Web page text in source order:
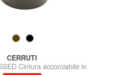
CERRUTI
Cintura accorciabile in